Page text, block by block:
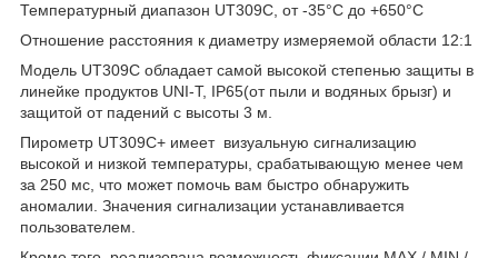
Температурный диапазон UT309C, от -35°С до +650°С
Отношение расстояния к диаметру измеряемой области 12:1
Модель UT309C обладает самой высокой степенью защиты в
линейке продуктов UNI-T, IP65(от пыли и водяных брызг) и
защитой от падений с высоты 3 м.
Пирометр UT309C+ имеет визуальную сигнализацию
высокой и низкой температуры, срабатывающую менее чем
за 250 мс, что может помочь вам быстро обнаружить
аномалии. Значения сигнализации устанавливается
пользователем.